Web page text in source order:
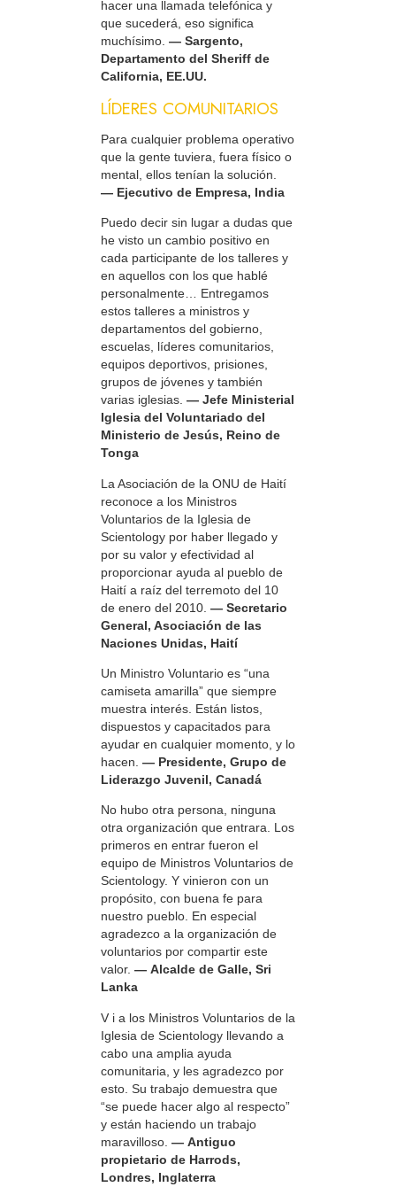
hacer una llamada telefónica y
que sucederá, eso significa
muchísimo. — Sargento,
Departamento del Sheriff de
California, EE.UU.
LÍDERES COMUNITARIOS
Para cualquier problema operativo
que la gente tuviera, fuera físico o
mental, ellos tenían la solución.
— Ejecutivo de Empresa, India
Puedo decir sin lugar a dudas que
he visto un cambio positivo en
cada participante de los talleres y
en aquellos con los que hablé
personalmente… Entregamos
estos talleres a ministros y
departamentos del gobierno,
escuelas, líderes comunitarios,
equipos deportivos, prisiones,
grupos de jóvenes y también
varias iglesias. — Jefe Ministerial
Iglesia del Voluntariado del
Ministerio de Jesús, Reino de
Tonga
La Asociación de la ONU de Haití
reconoce a los Ministros
Voluntarios de la Iglesia de
Scientology por haber llegado y
por su valor y efectividad al
proporcionar ayuda al pueblo de
Haití a raíz del terremoto del 10
de enero del 2010. — Secretario
General, Asociación de las
Naciones Unidas, Haití
Un Ministro Voluntario es “una
camiseta amarilla” que siempre
muestra interés. Están listos,
dispuestos y capacitados para
ayudar en cualquier momento, y lo
hacen. — Presidente, Grupo de
Liderazgo Juvenil, Canadá
No hubo otra persona, ninguna
otra organización que entrara. Los
primeros en entrar fueron el
equipo de Ministros Voluntarios de
Scientology. Y vinieron con un
propósito, con buena fe para
nuestro pueblo. En especial
agradezco a la organización de
voluntarios por compartir este
valor. — Alcalde de Galle, Sri
Lanka
V i a los Ministros Voluntarios de la
Iglesia de Scientology llevando a
cabo una amplia ayuda
comunitaria, y les agradezco por
esto. Su trabajo demuestra que
“se puede hacer algo al respecto”
y están haciendo un trabajo
maravilloso. — Antiguo
propietario de Harrods,
Londres, Inglaterra